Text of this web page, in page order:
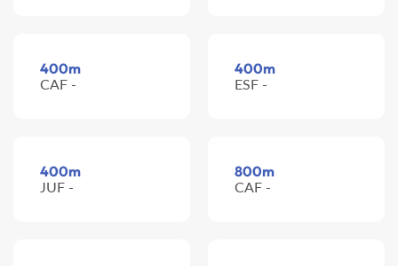
400m
CAF -
400m
ESF -
400m
JUF -
800m
CAF -